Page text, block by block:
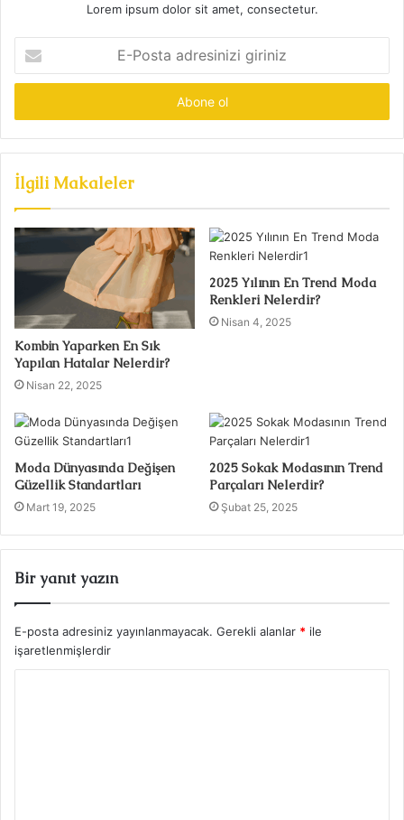
Lorem ipsum dolor sit amet, consectetur.
Posta
adresinizi
İlgili Makaleler
Kombin Yaparken En Sık
Yapılan Hatalar Nelerdir?
Nisan 22, 2025
2025 Yılının En Trend Moda
Renkleri Nelerdir?
Nisan 4, 2025
Moda Dünyasında Değişen
Güzellik Standartları
Mart 19, 2025
2025 Sokak Modasının Trend
Parçaları Nelerdir?
Şubat 25, 2025
Bir yanıt yazın
E-posta adresiniz yayınlanmayacak. Gerekli alanlar * ile
işaretlenmişlerdir